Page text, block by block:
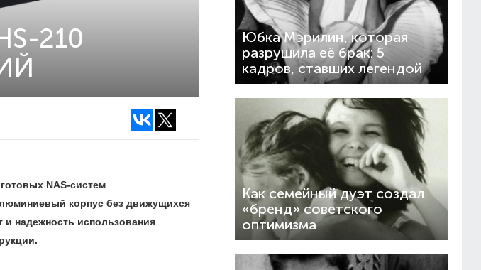
210
NAS-систем
корпус без движущихся
надежность использования
Юбка Мэрилин, которая
разрушила её брак: 5
кадров, ставших легендой
Как семейный дуэт создал
«бренд» советского
оптимизма